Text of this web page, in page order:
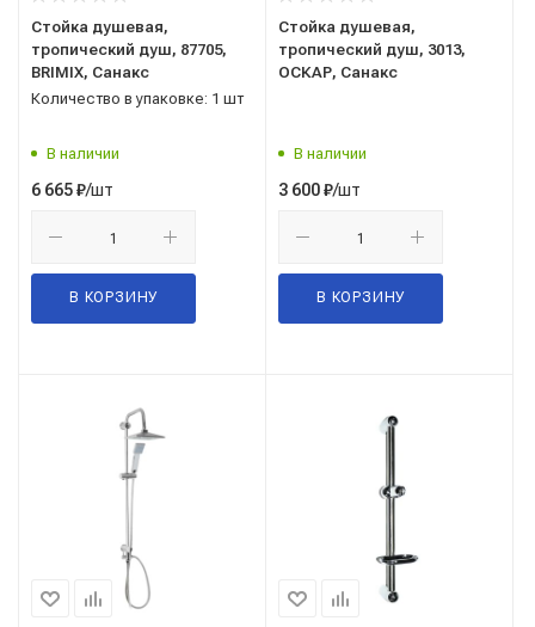
Стойка душевая,
тропический душ, 87705,
BRIMIX, Санакс
Количество в упаковке: 1 шт
В наличии
6 665₽/шт
В КОРЗИНУ
Стойка душевая,
тропический душ, 3013,
ОСКАР, Санакс
В наличии
3 600₽/шт
В КОРЗИНУ